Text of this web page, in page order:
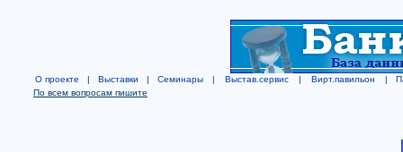
О проекте Выставки Семинары Выстав.сервис Вирт.павильон
По всем вопросам пишите